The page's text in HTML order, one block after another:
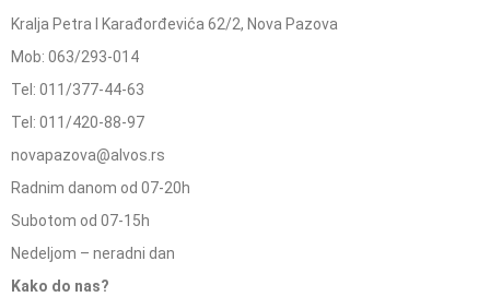
Kralja Petra I Karađorđevića 62/2, Nova Pazova
Mob: 063/293-014
Tel: 011/377-44-63
Tel: 011/420-88-97
novapazova@alvos.rs
Radnim danom od 07-20h
Subotom od 07-15h
Nedeljom – neradni dan
Kako do nas?